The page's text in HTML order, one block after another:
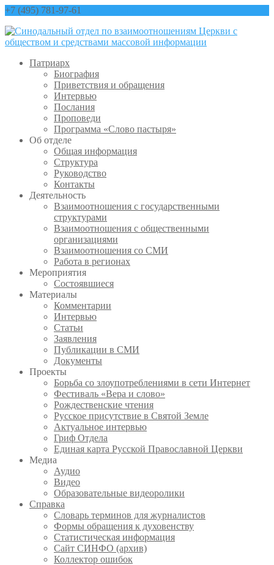
+7 (495) 781-97-61
Патриарх
Биография
Приветствия и обращения
Интервью
Послания
Проповеди
Программа «Слово пастыря»
Об отделе
Общая информация
Структура
Руководство
Контакты
Деятельность
Взаимоотношения с государственными
структурами
Взаимоотношения с общественными
организациями
Взаимоотношения со СМИ
Работа в регионах
Мероприятия
Состоявшиеся
Материалы
Комментарии
Интервью
Статьи
Заявления
Публикации в СМИ
Документы
Проекты
Борьба со злоупотреблениями в сети Интернет
Фестиваль «Вера и слово»
Рождественские чтения
Русское присутствие в Святой Земле
Актуальное интервью
Гриф Отдела
Единая карта Русской Православной Церкви
Медиа
Аудио
Видео
Образовательные видеоролики
Справка
Словарь терминов для журналистов
Формы обращения к духовенству
Статистическая информация
Сайт СИНФО (архив)
Коллектор ошибок